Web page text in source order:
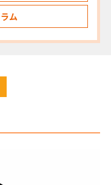
ム